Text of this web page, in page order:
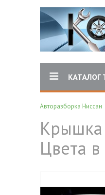
КАТАЛОГ
Авторазборка Ниссан
Крышка
Цвета в